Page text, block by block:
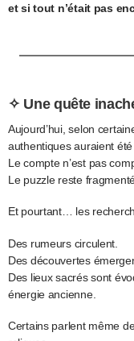
et si tout n’était pas
✧ Une quête
Aujourd’hui, selon
authentiques auraient
Le compte n’est pas
Le puzzle reste
Et pourtant… les
Des rumeurs circulent.
Des découvertes
Des lieux sacrés sont
énergie ancienne.
Certains parlent même